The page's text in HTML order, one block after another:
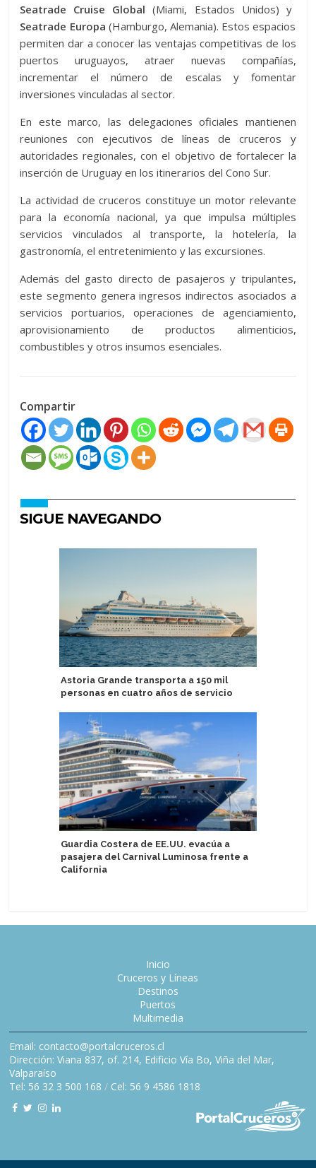
Seatrade Cruise Global (Miami, Estados Unidos) y
Seatrade Europa (Hamburgo, Alemania). Estos espacios
permiten dar a conocer las ventajas competitivas de los
puertos uruguayos, atraer nuevas compañías,
incrementar el número de escalas y fomentar
inversiones vinculadas al sector.
En este marco, las delegaciones oficiales mantienen
reuniones con ejecutivos de líneas de cruceros y
autoridades regionales, con el objetivo de fortalecer la
inserción de Uruguay en los itinerarios del Cono Sur.
La actividad de cruceros constituye un motor relevante
para la economía nacional, ya que impulsa múltiples
servicios vinculados al transporte, la hotelería, la
gastronomía, el entretenimiento y las excursiones.
Además del gasto directo de pasajeros y tripulantes,
este segmento genera ingresos indirectos asociados a
servicios portuarios, operaciones de agenciamiento,
aprovisionamiento de productos alimenticios,
combustibles y otros insumos esenciales.
Compartir
SIGUE NAVEGANDO
Astoria Grande transporta a 150 mil
personas en cuatro años de servicio
Guardia Costera de EE.UU. evacúa a
pasajera del Carnival Luminosa frente a
California
Inicio
Cruceros y Líneas
Destinos
Puertos
Multimedia
Email: contacto@portalcruceros.cl
Dirección: Viana 837, of. 214, Edificio Vía Bo, Viña del Mar,
Valparaíso
Tel: 56 32 3 500 168 / Cel: 56 9 4586 1818